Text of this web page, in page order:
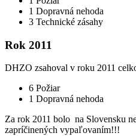
1 Dopravná nehoda
3 Technické zásahy
Rok 2011
DHZO zsahoval v roku 2011
6 Požiar
1 Dopravná nehoda
Za rok 2011 bolo na Slovensku
zapríčinených vypaľovaním!!!